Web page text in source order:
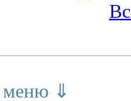
меню ⇓